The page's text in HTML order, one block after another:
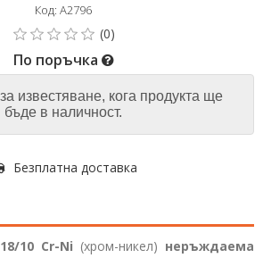
Код: A2796
По поръчка
бъде в наличност.
Безплатна доставка
18/10 Cr-Ni (хром-никел) неръждаема